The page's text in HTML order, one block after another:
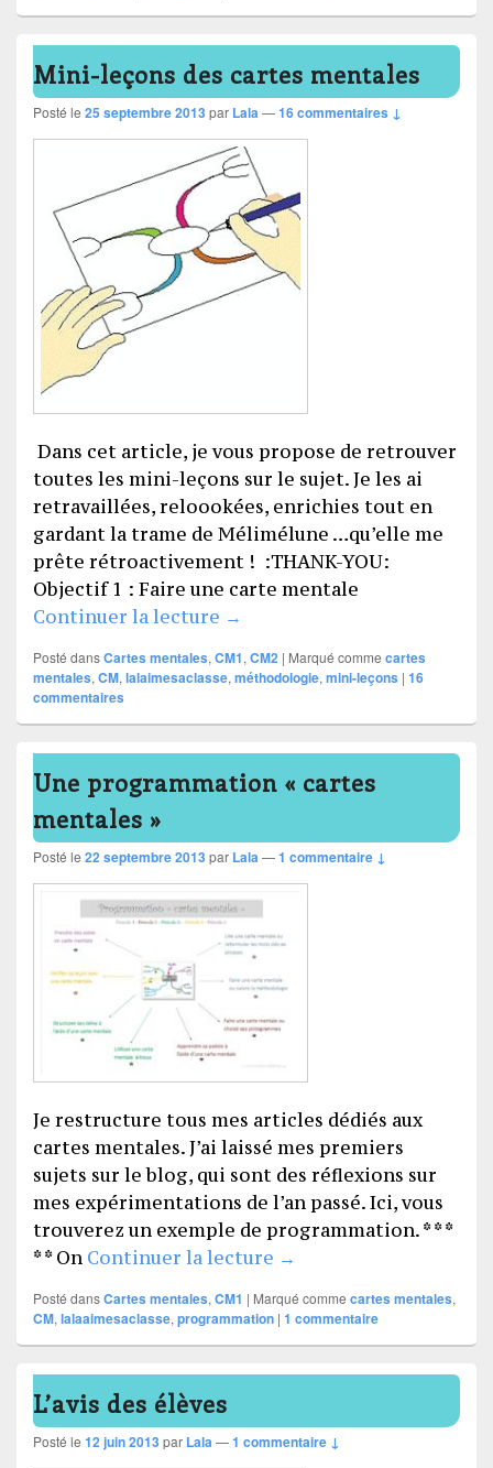
Mini-leçons des cartes mentales
Posté le 25 septembre 2013 par Lala —16 commentaires ↓
Dans cet article, je vous propose de retrouver
toutes les mini-leçons sur le sujet. Je les ai
retravaillées, reloookées, enrichies tout en
gardant la trame de Mélimélune …qu’elle me
prête rétroactivement ! :THANK-YOU:
Objectif 1 : Faire une carte mentale
Continuer la lecture Mini-leçons des cartes
→
Posté dansCartes mentales, CM1, CM2 | Marqué comme cartes
mentales, CM, lalaimesaclasse, méthodologie, mini-leçons | 16
commentaires
Une programmation « cartes
mentales »
Posté le 22 septembre 2013 par Lala —1 commentaire ↓
Je restructure tous mes articles dédiés aux
cartes mentales. J’ai laissé mes premiers
sujets sur le blog, qui sont des réflexions sur
mes expérimentations de l’an passé. Ici, vous
trouverez un exemple de programmation. * * *
* * On Continuer la lecture Une programmation «
→
Posté dansCartes mentales, CM1 | Marqué comme cartes mentales,
CM, lalaaimesaclasse, programmation | 1 commentaire
L’avis des élèves
Posté le 12 juin 2013 par Lala—1 commentaire ↓